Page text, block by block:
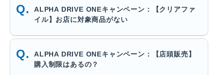
ALPHA DRIVE ONEキャンペーン：【クリアファ
イル】お店に対象商品がない
ALPHA DRIVE ONEキャンペーン：【店頭販売】
購入制限はあるの？